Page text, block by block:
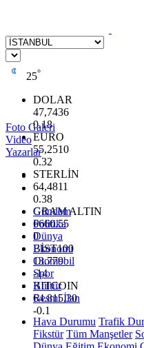
25°
DOLAR
47,7436
0.18
EURO
55,2510
0.32
STERLİN
64,4811
0.38
GRAM ALTIN
6660.55
0
BİST100
13.779
-14
BITCOIN
64.815,30
-0.1
Foto Galeri
Video
Yazarlar
Gündem
Politika
Dünya
Ekonomi
Otomobil
Spor
Kültür
Resmi İlan
Hava Durumu Trafik
Fikstür Tüm Manşetler